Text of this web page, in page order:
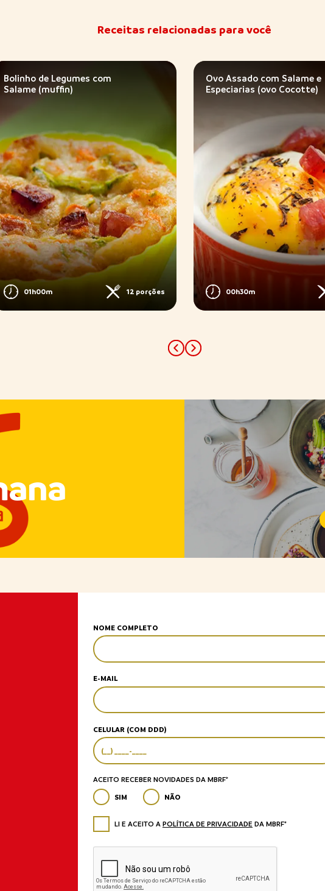
Receitas relacionadas para você
01h00m 12 porções
Bolinho de Legumes com
Salame (muffin)
00h30m
Ovo Assado com Salame e
Especiarias (ovo Cocotte)
Previous
Next
NOME COMPLETO
E-MAIL
CELULAR (COM DDD)
ACEITO RECEBER NOVIDADES DA MBRF*
SIM NÃO
LI E ACEITO A POLÍTICA DE PRIVACIDADE DA MBRF*